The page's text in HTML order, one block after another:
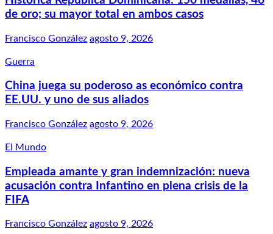
de oro; su mayor total en ambos casos
Francisco González agosto 9, 2026
Guerra
China juega su poderoso as económico contra
EE.UU. y uno de sus aliados
Francisco González agosto 9, 2026
El Mundo
Empleada amante y gran indemnización: nueva
acusación contra Infantino en plena crisis de la
FIFA
Francisco González agosto 9, 2026